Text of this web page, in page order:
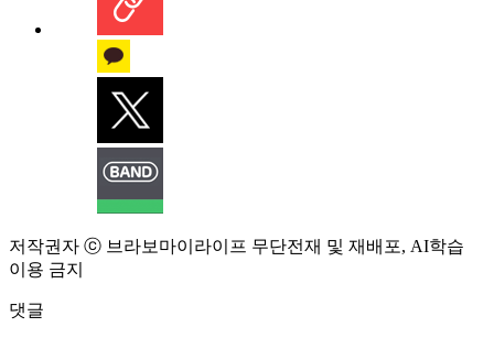
저작권자 ⓒ 브라보마이라이프 무단전재 및 재배포, AI학습
이용 금지
댓글